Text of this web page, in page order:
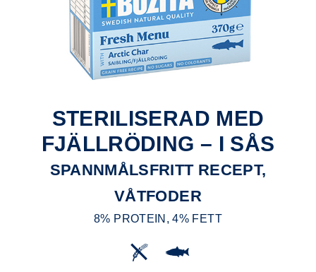
STERILISERAD MED
FJÄLLRÖDING – I SÅS
SPANNMÅLSFRITT RECEPT,
VÅTFODER
8% PROTEIN, 4% FETT